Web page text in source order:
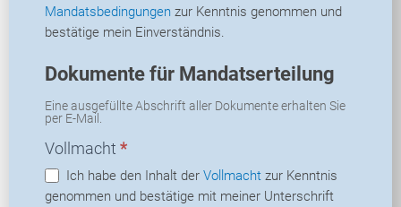
Mandatsbedingungen
bestätige mein Einverständnis.
Dokumente für Mandatserteilung
Eine ausgefüllte Abschrift aller Dokumente erhalten Sie
per E-Mail.
Vollmacht *
Ich habe den Inhalt der Vollmacht zur Kenntnis
genommen und bestätige mit meiner Unterschrift